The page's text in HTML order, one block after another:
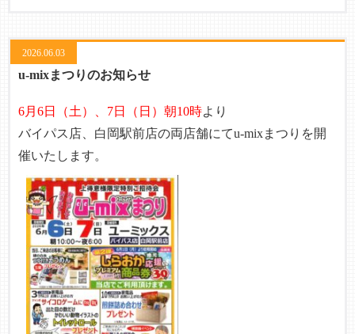
2026.06.03
u-mixまつりのお知らせ
6月6日（土）、7日（日）朝10時より
バイパス店、白岡駅前店の両店舗にてu-mixまつりを開
催いたします。